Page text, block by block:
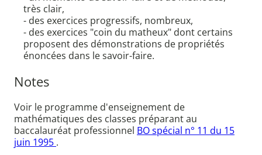
très clair,
- des exercices progressifs, nombreux,
- des exercices "coin du matheux" dont certains
proposent des démonstrations de propriétés
énoncées dans le savoir-faire.
Notes
Voir le programme d'enseignement de
mathématiques des classes préparant au
baccalauréat professionnel BO spécial n° 11 du 15
juin 1995 .